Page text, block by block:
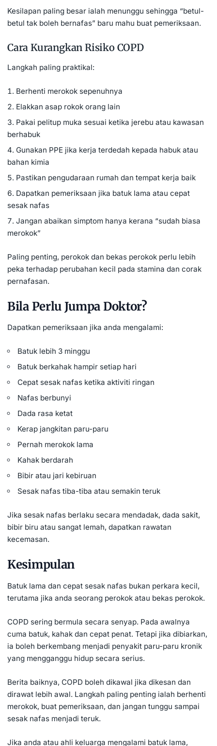
Kesilapan paling besar ialah menunggu sehingga “betul-
betul tak boleh bernafas” baru mahu buat pemeriksaan.
Cara Kurangkan Risiko COPD
Langkah paling praktikal:
Berhenti merokok sepenuhnya
Elakkan asap rokok orang lain
Pakai pelitup muka sesuai ketika jerebu atau kawasan
berhabuk
Gunakan PPE jika kerja terdedah kepada habuk atau
bahan kimia
Pastikan pengudaraan rumah dan tempat kerja baik
Dapatkan pemeriksaan jika batuk lama atau cepat
sesak nafas
Jangan abaikan simptom hanya kerana “sudah biasa
merokok”
Paling penting, perokok dan bekas perokok perlu lebih
peka terhadap perubahan kecil pada stamina dan corak
pernafasan.
Bila Perlu Jumpa Doktor?
Dapatkan pemeriksaan jika anda mengalami:
Batuk lebih 3 minggu
Batuk berkahak hampir setiap hari
Cepat sesak nafas ketika aktiviti ringan
Nafas berbunyi
Dada rasa ketat
Kerap jangkitan paru-paru
Pernah merokok lama
Kahak berdarah
Bibir atau jari kebiruan
Sesak nafas tiba-tiba atau semakin teruk
Jika sesak nafas berlaku secara mendadak, dada sakit,
bibir biru atau sangat lemah, dapatkan rawatan
kecemasan.
Kesimpulan
Batuk lama dan cepat sesak nafas bukan perkara kecil,
terutama jika anda seorang perokok atau bekas perokok.
COPD sering bermula secara senyap. Pada awalnya
cuma batuk, kahak dan cepat penat. Tetapi jika dibiarkan,
ia boleh berkembang menjadi penyakit paru-paru kronik
yang mengganggu hidup secara serius.
Berita baiknya, COPD boleh dikawal jika dikesan dan
dirawat lebih awal. Langkah paling penting ialah berhenti
merokok, buat pemeriksaan, dan jangan tunggu sampai
sesak nafas menjadi teruk.
Jika anda atau ahli keluarga mengalami batuk lama,